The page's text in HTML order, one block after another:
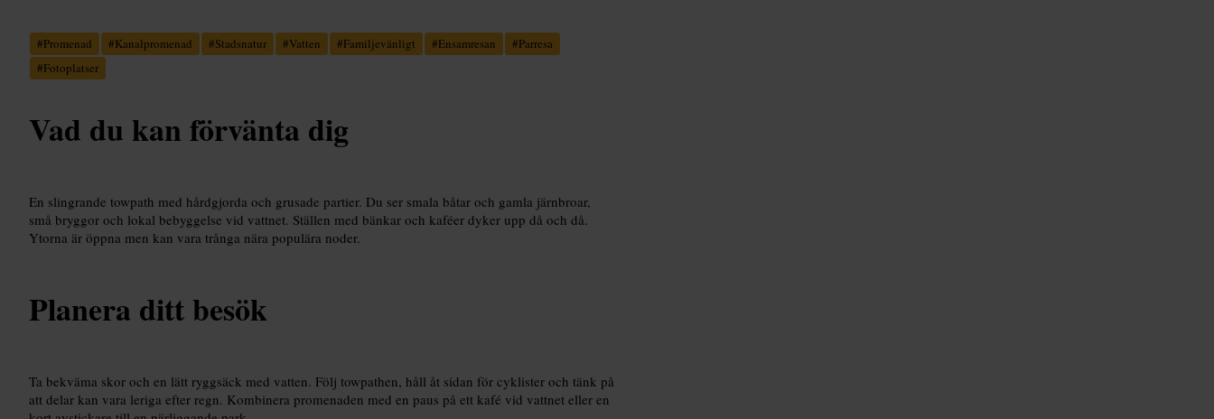
#Promenad #Kanalpromenad #Stadsnatur #Vatten #Familjevänligt #Ensamresan #Parresa
#Fotoplatser
Vad du kan förvänta dig
En slingrande towpath med hårdgjorda och grusade partier. Du ser smala båtar och gamla järnbroar,
små bryggor och lokal bebyggelse vid vattnet. Ställen med bänkar och kaféer dyker upp då och då.
Ytorna är öppna men kan vara trånga nära populära noder.
Planera ditt besök
Ta bekväma skor och en lätt ryggsäck med vatten. Följ towpathen, håll åt sidan för cyklister och tänk på
att delar kan vara leriga efter regn. Kombinera promenaden med en paus på ett kafé vid vattnet eller en